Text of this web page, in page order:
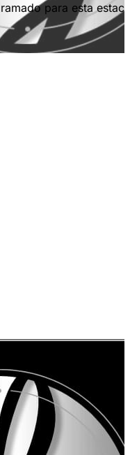
para esta